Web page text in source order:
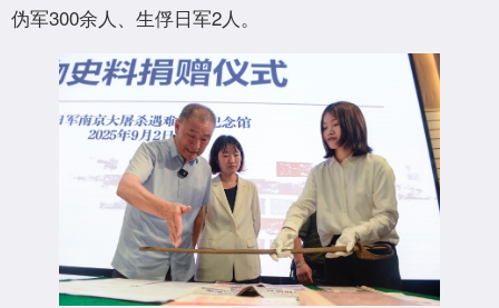
伪军300余人、生俘日军2人。